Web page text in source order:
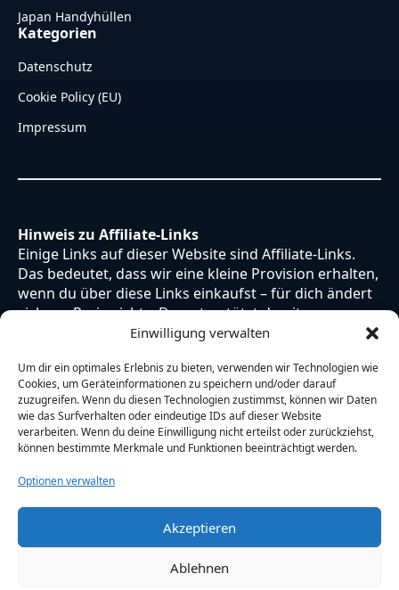
Einwilligung verwalten
Um dir ein optimales Erlebnis zu bieten, verwenden wir Technologien wie
Cookies, um Geräteinformationen zu speichern und/oder darauf
zuzugreifen. Wenn du diesen Technologien zustimmst, können wir Daten
wie das Surfverhalten oder eindeutige IDs auf dieser Website
verarbeiten. Wenn du deine Einwilligung nicht erteilst oder zurückziehst,
können bestimmte Merkmale und Funktionen beeinträchtigt werden.
Optionen verwalten
Akzeptieren
Ablehnen
Japan Handyhüllen
Kategorien
Datenschutz
Cookie Policy (EU)
Impressum
Hinweis zu Affiliate-Links
Einige Links auf dieser Website sind Affiliate-Links.
Das bedeutet, dass wir eine kleine Provision erhalten,
wenn du über diese Links einkaufst – für dich ändert
sich am Preis nichts. Du unterstützt damit unsere
Arbeit. Vielen Dank dafür!
© 2026 Otaku Japan. Alle Rechte vorbehalten.